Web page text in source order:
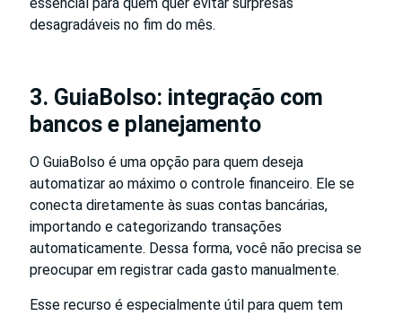
desagradáveis no fim do mês.
3. GuiaBolso: integração com
bancos e planejamento
O GuiaBolso é uma opção para quem deseja
automatizar ao máximo o controle financeiro. Ele se
conecta diretamente às suas contas bancárias,
importando e categorizando transações
automaticamente. Dessa forma, você não precisa se
preocupar em registrar cada gasto manualmente.
Esse recurso é especialmente útil para quem tem